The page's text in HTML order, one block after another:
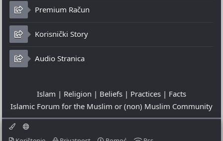
Premium Račun
Korisnički Story
Audio Stranica
Islam | Religion | Beliefs | Practices | Facts
Islamic Forum for the Muslim or (non) Muslim Community